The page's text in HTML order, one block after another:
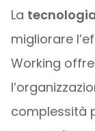
La
migliorare
Working
complessità